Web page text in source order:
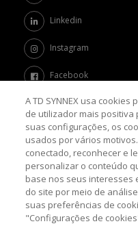
Linkedin
Instagram
Facebook
Twitter
Channel Academy
SOBRE O BLOG
Nosso objetivo é levar até
tendências sobre o mercado
atualizado sobre as últimas
A TD SYNNEX usa
de utilizador mais
suas configurações, os
usados por vários
conectado, reconhecer e
personalizar o conteúdo
base nos seus interesses
do site por meio de
suas preferências de
"Configurações de